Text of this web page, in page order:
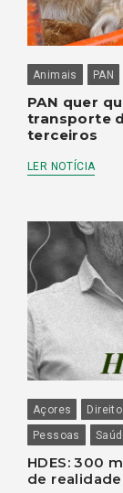
Animais PAN
PAN quer
transporte
terceiros
LER NOTÍCIA
Açores
Pessoas
HDES: 300
de realidade